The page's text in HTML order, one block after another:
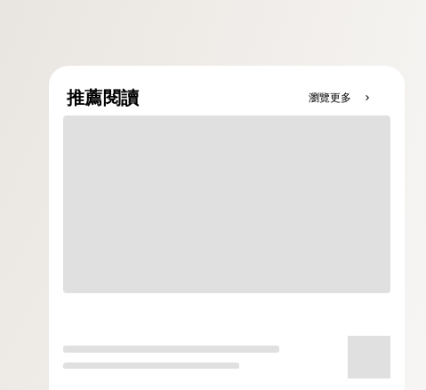
推薦閱讀 瀏覽更多 chevron_right